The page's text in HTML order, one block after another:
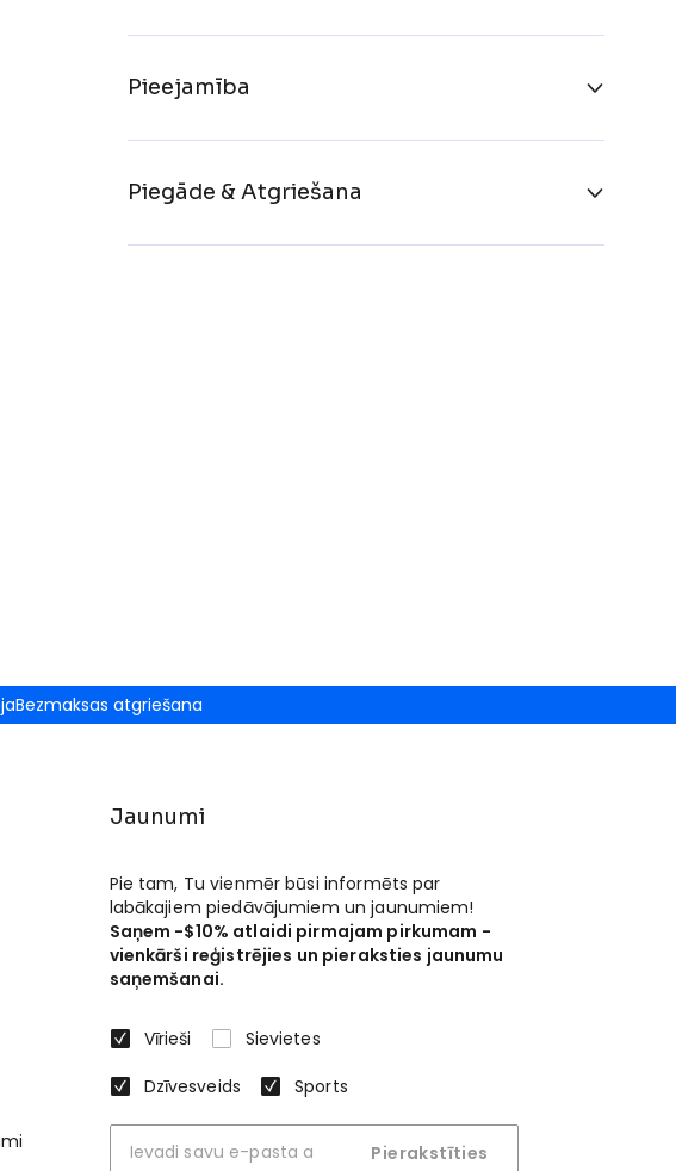
Pieejamība
Piegāde & Atgriešana
Bezmaksas atgriešana
Jaunumi
Pie tam, Tu vienmēr būsi informēts par
labākajiem piedāvājumiem un jaunumiem!
Saņem -$10% atlaidi pirmajam pirkumam -
vienkārši reģistrējies un pieraksties jaunumu
saņemšanai.
Vīrieši
Sievietes
Dzīvesveids
Sports
Pierakstīties